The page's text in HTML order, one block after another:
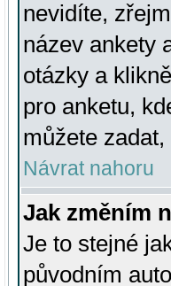
nevidíte,
název ankety
otázky a
pro anketu,
můžete
Návrat nahoru
Jak změním
Je to stejné
původním